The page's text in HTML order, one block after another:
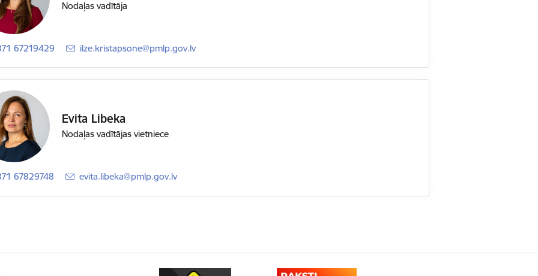
Nodaļas vadītāja
67219429 E-pasts:
ilze.kristapsone@pmlp.gov.lv
Evita Libeka
Nodaļas vadītājas vietniece
67829748 E-pasts:
evita.libeka@pmlp.gov.lv